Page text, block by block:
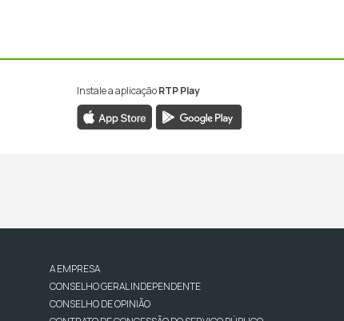
Instale a aplicaçãoRTP Play
A EMPRESA
CONSELHO GERAL INDEPENDENTE
CONSELHO DE OPINIÃO